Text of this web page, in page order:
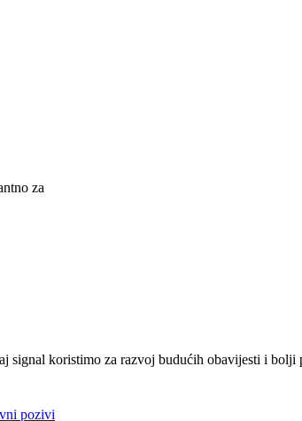
za
signal koristimo za razvoj budućih obavijesti i bolji
pozivi